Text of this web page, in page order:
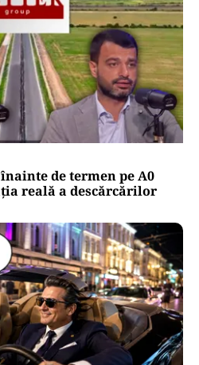
de termen pe A0
reală a descărcărilor